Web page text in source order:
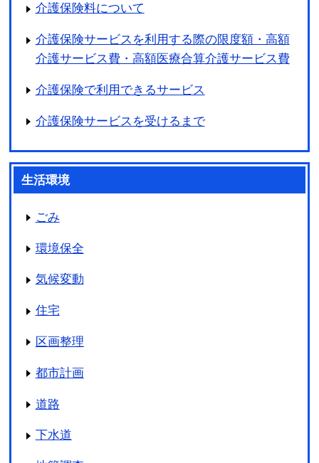
介護保険料について
介護保険サービスを利用する際の限度額・高額
介護サービス費・高額医療合算介護サービス費
介護保険で利用できるサービス
介護保険サービスを受けるまで
生活環境
ごみ
環境保全
気候変動
住宅
区画整理
都市計画
道路
下水道